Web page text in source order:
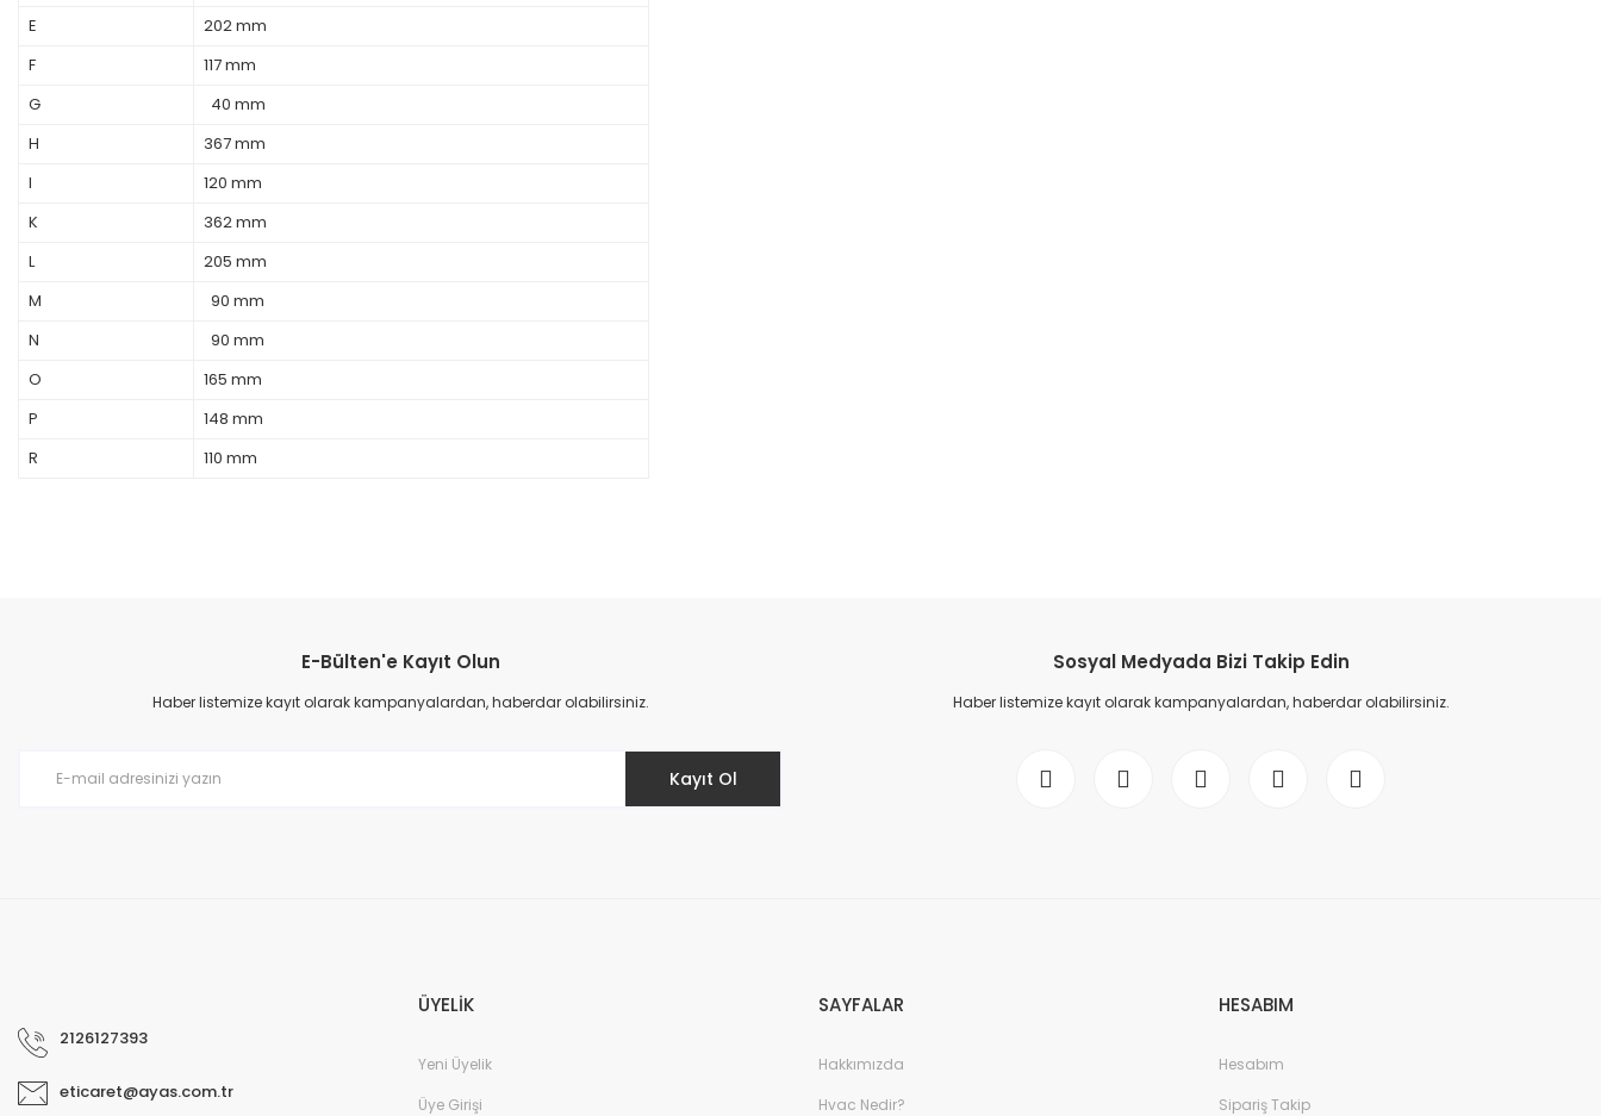
E
202 mm
F
117 mm
G
40 mm
H
367 mm
I
120 mm
K
362 mm
L
205 mm
M
90 mm
N
90 mm
O
165 mm
P
148 mm
R
110 mm
E-Bülten'e Kayıt Olun
Haber listemize kayıt olarak kampanyalardan, haberdar olabilirsiniz.
Kayıt Ol
Sosyal Medyada Bizi Takip Edin
Haber listemize kayıt olarak kampanyalardan, haberdar olabilirsiniz.
2126127393
eticaret@ayas.com.tr
ÜYELİK
Yeni Üyelik
Üye Girişi
SAYFALAR
Hakkımızda
Hvac Nedir?
HESABIM
Hesabım
Sipariş Takip